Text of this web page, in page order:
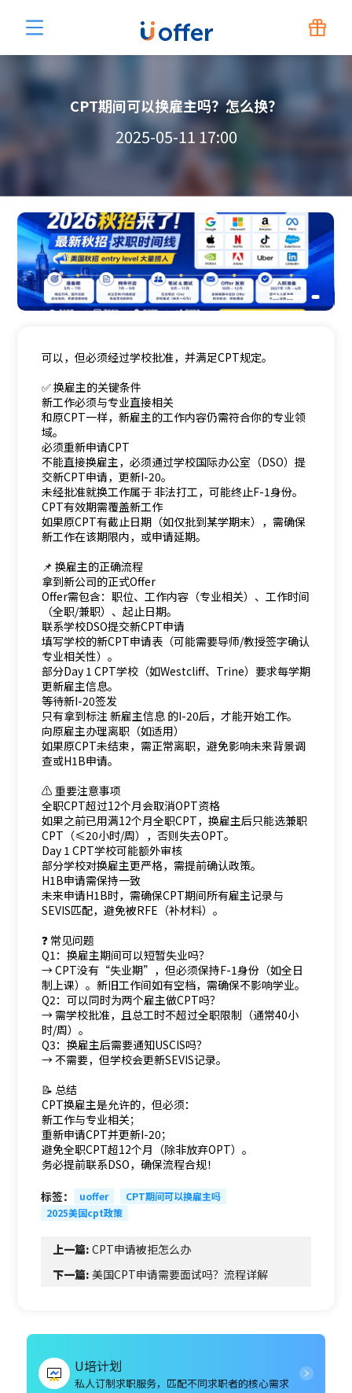
CPT期间可以换雇主吗？怎么换？
2025-05-11 17:00
可以，但必须经过学校批准，并满足CPT规定。
✅ 换雇主的关键条件
新工作必须与专业直接相关
和原CPT一样，新雇主的工作内容仍需符合你的专业领
域。
必须重新申请CPT
不能直接换雇主，必须通过学校国际办公室（DSO）提
交新CPT申请，更新I-20。
未经批准就换工作属于 非法打工，可能终止F-1身份。
CPT有效期需覆盖新工作
如果原CPT有截止日期（如仅批到某学期末），需确保
新工作在该期限内，或申请延期。
📌 换雇主的正确流程
拿到新公司的正式Offer
Offer需包含：职位、工作内容（专业相关）、工作时间
（全职/兼职）、起止日期。
联系学校DSO提交新CPT申请
填写学校的新CPT申请表（可能需要导师/教授签字确认
专业相关性）。
部分Day 1 CPT学校（如Westcliff、Trine）要求每学期
更新雇主信息。
等待新I-20签发
只有拿到标注 新雇主信息 的I-20后，才能开始工作。
向原雇主办理离职（如适用）
如果原CPT未结束，需正常离职，避免影响未来背景调
查或H1B申请。
⚠️ 重要注意事项
全职CPT超过12个月会取消OPT资格
如果之前已用满12个月全职CPT，换雇主后只能选兼职
CPT（≤20小时/周），否则失去OPT。
Day 1 CPT学校可能额外审核
部分学校对换雇主更严格，需提前确认政策。
H1B申请需保持一致
未来申请H1B时，需确保CPT期间所有雇主记录与
SEVIS匹配，避免被RFE（补材料）。
❓ 常见问题
Q1：换雇主期间可以短暂失业吗？
→ CPT没有“失业期”，但必须保持F-1身份（如全日
制上课）。新旧工作间如有空档，需确保不影响学业。
Q2：可以同时为两个雇主做CPT吗？
→ 需学校批准，且总工时不超过全职限制（通常40小
时/周）。
Q3：换雇主后需要通知USCIS吗？
→ 不需要，但学校会更新SEVIS记录。
📝 总结
CPT换雇主是允许的，但必须：
新工作与专业相关；
重新申请CPT并更新I-20；
避免全职CPT超12个月（除非放弃OPT）。
务必提前联系DSO，确保流程合规！
标签： uoffer
CPT期间可以换雇主吗
2025美国cpt政策
上一篇:CPT申请被拒怎么办
下一篇:美国CPT申请需要面试吗？流程详解
U培计划
私人订制求职服务，匹配不同求职者的核心需求